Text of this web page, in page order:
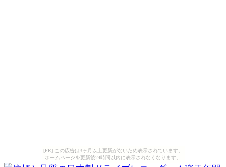
[PR] この広告は3ヶ月以上更新がないため表示されています。
ホームページを更新後24時間以内に表示されなくなります。